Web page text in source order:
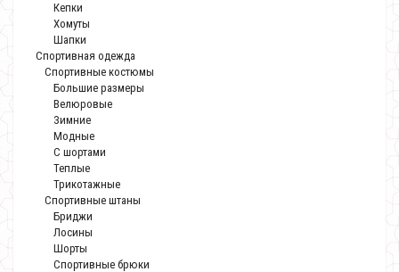
Кепки
Хомуты
Шапки
Спортивная одежда
Спортивные костюмы
Большие размеры
Велюровые
Зимние
Модные
С шортами
Теплые
Трикотажные
Спортивные штаны
Бриджи
Лосины
Шорты
Спортивные брюки